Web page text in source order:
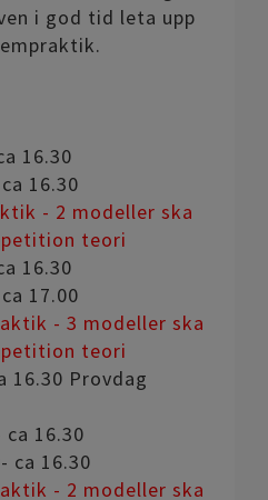
i god tid leta upp
16.30
16.30
- 2 modeller ska
teori
16.30
17.00
- 3 modeller ska
teori
16.30 Provdag
ca 16.30
ca 16.30
- 2 modeller ska